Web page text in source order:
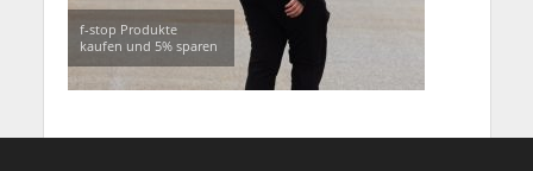
f-stop Produkte
kaufen und 5% sparen